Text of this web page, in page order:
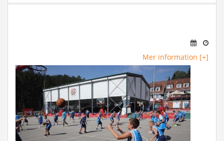
Mer information [+]